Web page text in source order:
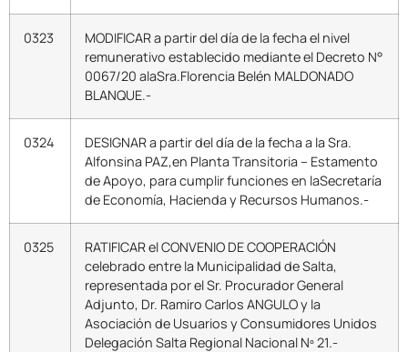
0323
MODIFICAR a partir del día de la fecha el nivel
remunerativo establecido mediante el Decreto N°
0067/20 alaSra.Florencia Belén MALDONADO
BLANQUE.-
0324
DESIGNAR a partir del día de la fecha a la Sra.
Alfonsina PAZ,en Planta Transitoria – Estamento
de Apoyo, para cumplir funciones en laSecretaría
de Economía, Hacienda y Recursos Humanos.-
0325
RATIFICAR el CONVENIO DE COOPERACIÓN
celebrado entre la Municipalidad de Salta,
representada por el Sr. Procurador General
Adjunto, Dr. Ramiro Carlos ANGULO y la
Asociación de Usuarios y Consumidores Unidos
Delegación Salta Regional Nacional Nº 21.-